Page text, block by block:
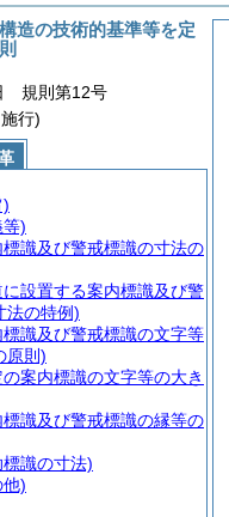
造の技術的基準等を定
規則第12号
行)
)
)
識及び警戒標識の寸法の
設置する案内標識及び警
法の特例)
識及び警戒標識の文字等
原則)
案内標識の文字等の大き
識及び警戒標識の縁等の
識の寸法)
)